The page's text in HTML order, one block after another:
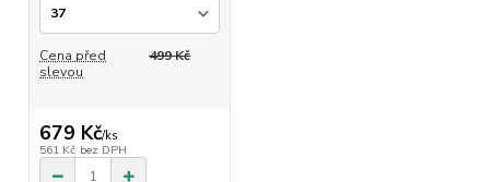
Cena před
slevou
499 Kč
679 Kč/ks
561 Kč bez DPH